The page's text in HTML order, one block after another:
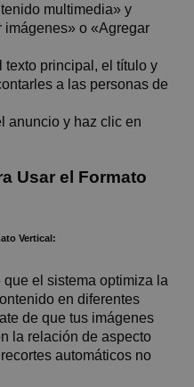
multimedia» y
o «Agregar
texto principal, el título y
a las personas de
anuncio y haz clic en
Usar el Formato
Vertical:
que el sistema optimiza la
en diferentes
de que tus imágenes
la relación de aspecto
automáticos no